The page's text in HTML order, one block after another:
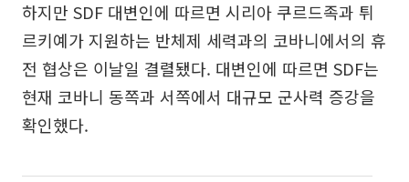
하지만 SDF 대변인에 따르면 시리아 쿠르드족과 튀
르키예가 지원하는 반체제 세력과의 코바니에서의 휴
전 협상은 이날일 결렬됐다. 대변인에 따르면 SDF는
현재 코바니 동쪽과 서쪽에서 대규모 군사력 증강을
확인했다.